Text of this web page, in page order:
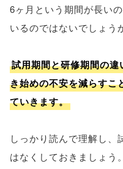
6ヶ月という期間が長い
いるのではないでしょう
試用期間と研修期間の
き始めの不安を減らすこ
ていきます。
しっかり読んで理解し、
はなくしておきましょう。